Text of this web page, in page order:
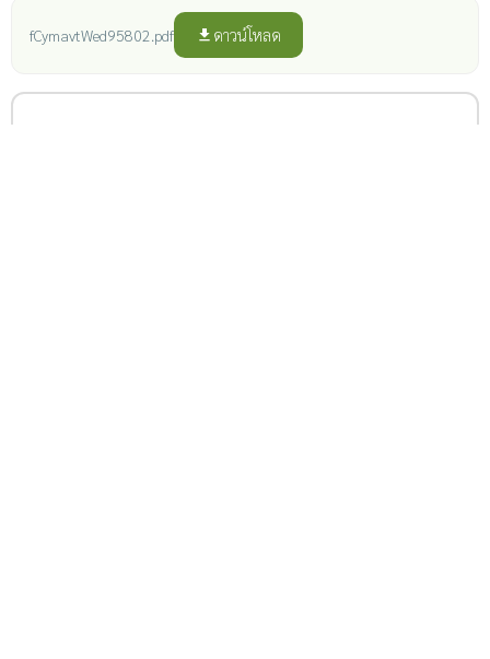
fCymavtWed95802.pdf file_download ดาวน์โหลด